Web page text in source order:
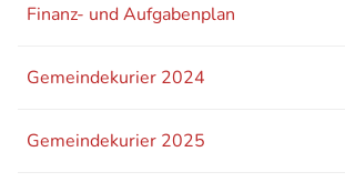
Finanz- und Aufgabenplan
Gemeindekurier 2024
Gemeindekurier 2025